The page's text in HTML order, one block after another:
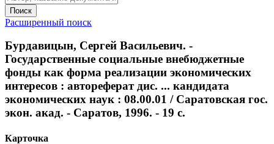
Поиск
Расширенный поиск
Бурдавицын, Сергей Васильевич. -
Государственные социальные внебюджетные
фонды как форма реализации экономических
интересов : автореферат дис. ... кандидата
экономических наук : 08.00.01 / Саратовская гос.
экон. акад. - Саратов, 1996. - 19 с.
Карточка